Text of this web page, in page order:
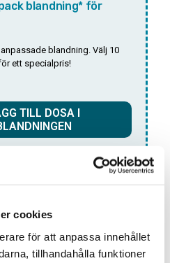
cookies
för att anpassa innehållet
tillhandahålla funktioner
blandning* för
blandning. Välj 10
ett specialpris!
TILL DOSA I